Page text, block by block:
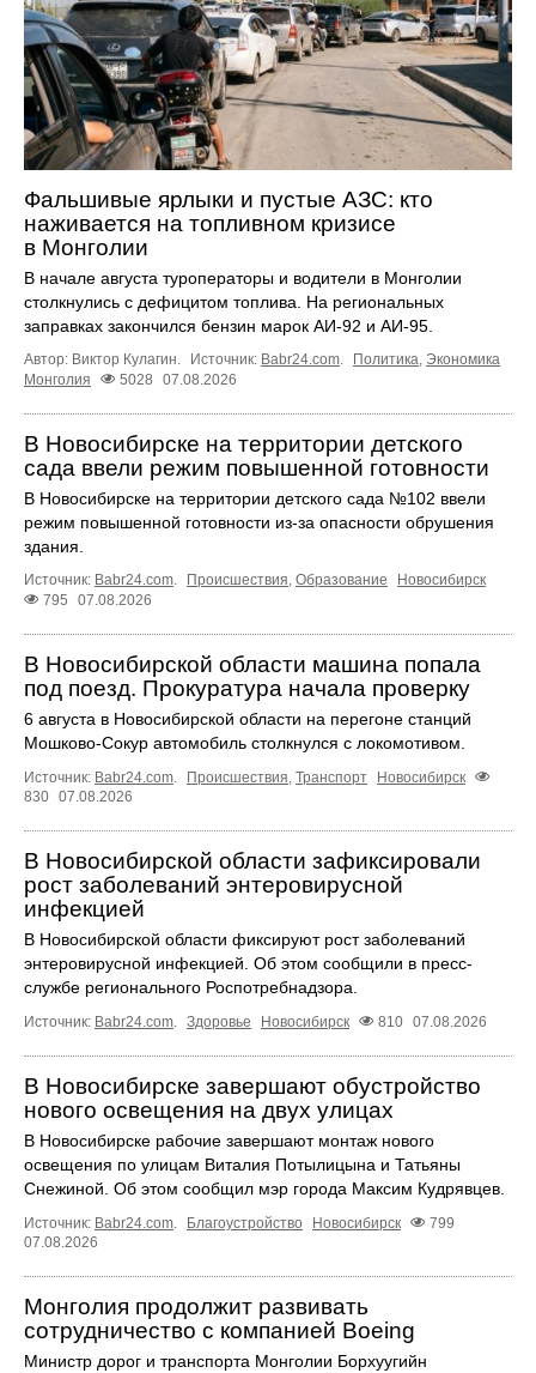
Фальшивые ярлыки и пустые АЗС: кто
наживается на топливном кризисе
в Монголии
В начале августа туроператоры и водители в Монголии
столкнулись с дефицитом топлива. На региональных
заправках закончился бензин марок АИ-92 и АИ-95.
Автор: Виктор Кулагин. Источник: Babr24.com Политика Экономика
Монголия
5028 07.08.2026
В Новосибирске на территории детского
сада ввели режим повышенной готовности
В Новосибирске на территории детского сада №102 ввели
режим повышенной готовности из-за опасности обрушения
здания.
Источник: Babr24.com. Происшествия, Образование
Новосибирск
795
07.08.2026
В Новосибирской области машина попала
под поезд. Прокуратура начала проверку
6 августа в Новосибирской области на перегоне станций
Мошково-Сокур автомобиль столкнулся с локомотивом.
Источник: Babr24.com. Происшествия, Транспорт
Новосибирск
830 07.08.2026
В Новосибирской области зафиксировали
рост заболеваний энтеровирусной
инфекцией
В Новосибирской области фиксируют рост заболеваний
энтеровирусной инфекцией. Об этом сообщили в пресс-
службе регионального Роспотребнадзора.
Источник: Babr24.com. Здоровье Новосибирск 810 07.08.2026
В Новосибирске завершают обустройство
нового освещения на двух улицах
В Новосибирске рабочие завершают монтаж нового
освещения по улицам Виталия Потылицына и Татьяны
Снежиной. Об этом сообщил мэр города Максим Кудрявцев.
Источник: Babr24.com. Благоустройство Новосибирск
799
07.08.2026
Монголия продолжит развивать
сотрудничество с компанией Boeing
Министр дорог и транспорта Монголии Борхуугийн